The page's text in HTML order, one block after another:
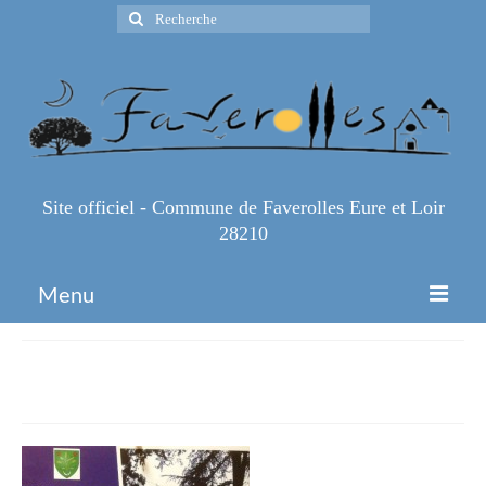
Rechercher
:
Site officiel - Commune de Faverolles Eure et Loir
28210
Menu
Infos Pratiques